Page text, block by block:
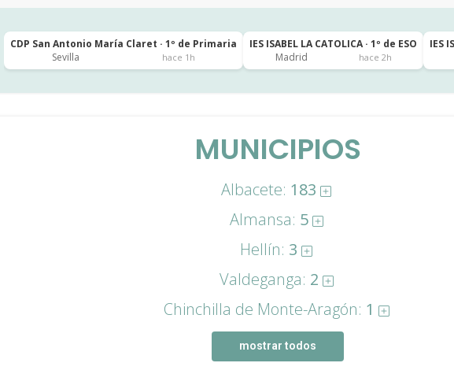
CDP San Antonio María Claret · 1º de Primaria
Sevilla
hace 1h
IES ISABEL LA CATOLICA · 1º de ESO
Madrid
hace 2h
IES
MUNICIPIOS
Albacete: 183
Almansa: 5
Hellín: 3
Valdeganga: 2
Chinchilla de Monte-Aragón: 1
mostrar todos